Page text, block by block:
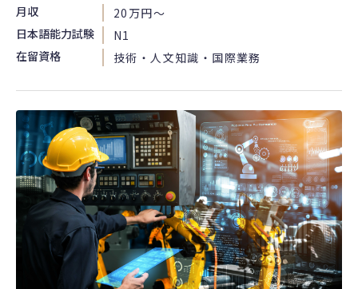
月収
20万円〜
日本語能力試験
N1
在留資格
技術・人文知識・国際業務